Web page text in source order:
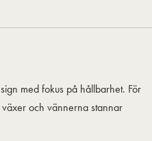
med fokus på hållbarhet. För
och vännerna stannar